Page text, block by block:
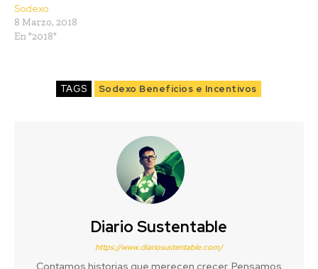
Sodexo
8 Marzo, 2018
En "2018"
TAGS Sodexo Beneficios e Incentivos
Diario Sustentable
https://www.diariosustentable.com/
Contamos historias que merecen crecer. Pensamos